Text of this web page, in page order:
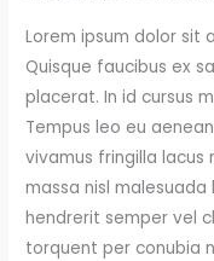
Lorem ipsum dolor sit
Quisque faucibus ex
placerat. In id cursus
Tempus leo eu
vivamus fringilla lacus
massa nisl
hendrerit semper vel
torquent per conubia